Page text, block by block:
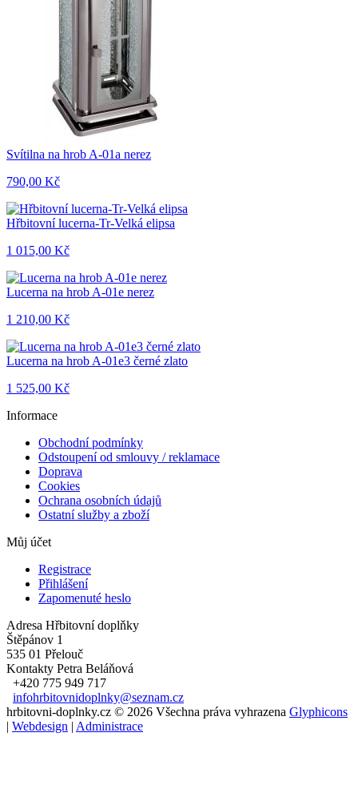
Svítilna na hrob A-01a nerez
790,00 Kč
Hřbitovní lucerna-Tr-Velká elipsa
1 015,00 Kč
Lucerna na hrob A-01e nerez
1 210,00 Kč
Lucerna na hrob A-01e3 černé zlato
1 525,00 Kč
Informace
Obchodní podmínky
Odstoupení od smlouvy / reklamace
Doprava
Cookies
Ochrana osobních údajů
Ostatní služby a zboží
Můj účet
Registrace
Přihlášení
Zapomenuté heslo
Adresa Hřbitovní doplňky
Štěpánov 1
535 01 Přelouč
Kontakty Petra Beláňová
+420 775 949 717
infohrbitovnidoplnky@seznam.cz
hrbitovni-doplnky.cz © 2026 Všechna práva vyhrazena Glyphicons
| Webdesign | Administrace